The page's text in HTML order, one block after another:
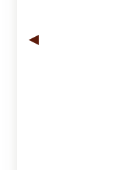
◄